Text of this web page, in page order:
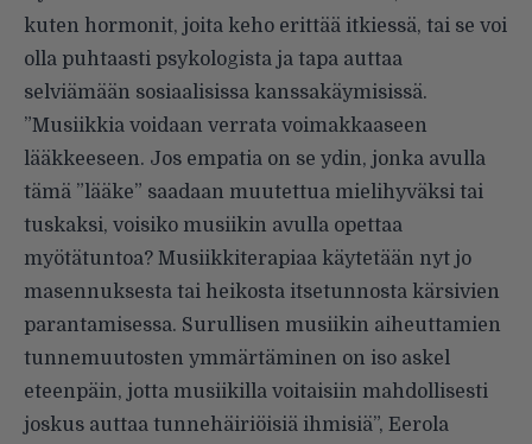
kuten hormonit, joita keho erittää itkiessä, tai se voi
olla puhtaasti psykologista ja tapa auttaa
selviämään sosiaalisissa kanssakäymisissä.
”Musiikkia voidaan verrata voimakkaaseen
lääkkeeseen. Jos empatia on se ydin, jonka avulla
tämä ”lääke” saadaan muutettua mielihyväksi tai
tuskaksi, voisiko musiikin avulla opettaa
myötätuntoa? Musiikkiterapiaa käytetään nyt jo
masennuksesta tai heikosta itsetunnosta kärsivien
parantamisessa. Surullisen musiikin aiheuttamien
tunnemuutosten ymmärtäminen on iso askel
eteenpäin, jotta musiikilla voitaisiin mahdollisesti
joskus auttaa tunnehäiriöisiä ihmisiä”, Eerola